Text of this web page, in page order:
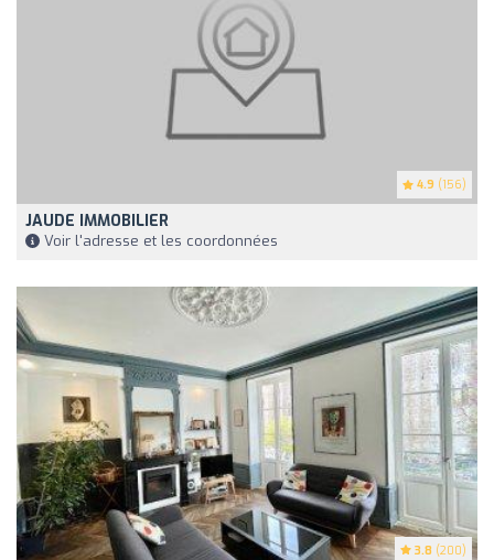
4.9 (156)
JAUDE IMMOBILIER
Voir l'adresse et les coordonnées
3.8 (200)